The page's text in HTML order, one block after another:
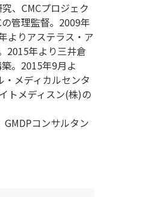
、CMCプロジェク
管理監督。2009年
よりアステラス・ア
2015年より三井倉
。2015年9月よ
メディカルセンタ
トメディスン(株)の
コンサルタン